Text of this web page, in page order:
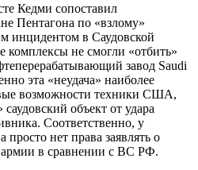
Кедми сопоставил
Пентагона по «взлому»
инцидентом в Саудовской
комплексы не смогли «отбить»
завод Saudi
эта «неудача» наиболее
возможности техники США,
объект от удара
Соответственно, у
нет права заявлять о
в сравнении с ВС РФ.